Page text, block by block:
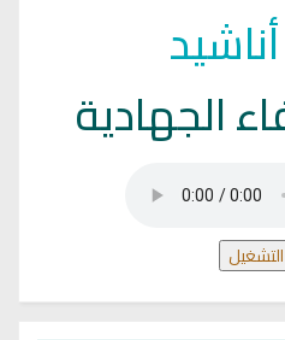
الجهادية